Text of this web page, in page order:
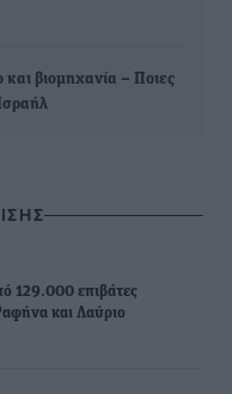
βιομηχανία – Ποιες
129.000 επιβάτες
και Λαύριο